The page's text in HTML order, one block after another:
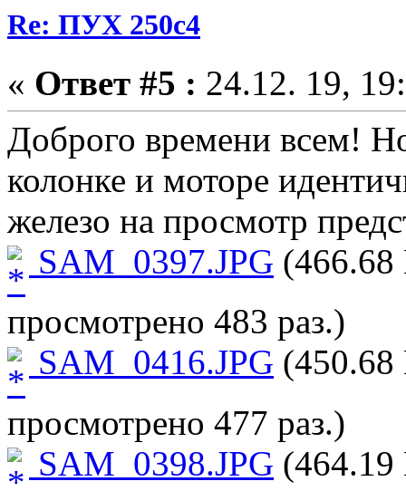
Re: ПУХ 250с4
« Ответ #5 : 24.12. 19,
Доброго времени всем!
колонке и моторе
железо на просмотр
SAM_0397.JPG
просмотрено 483 раз.)
SAM_0416.JPG
просмотрено 477 раз.)
SAM_0398.JPG